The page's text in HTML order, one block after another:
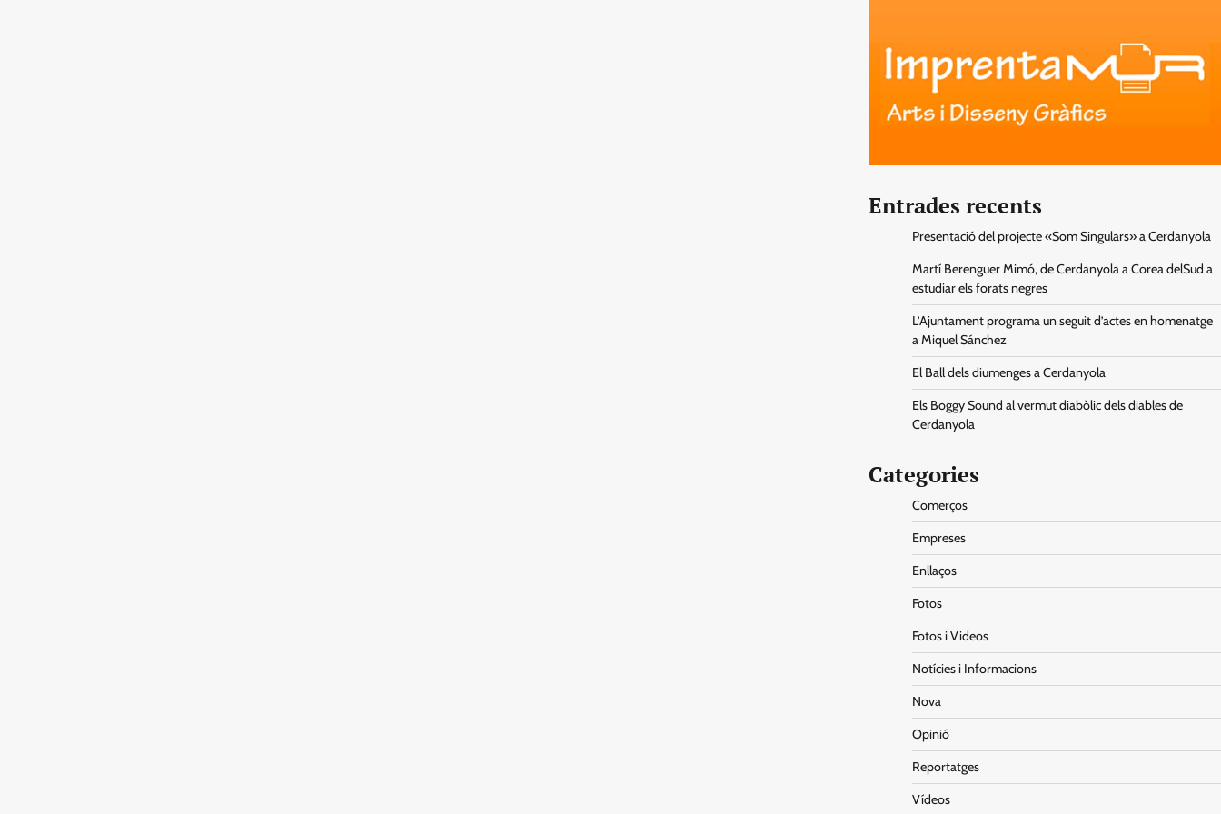
Entrades recents
Presentació del projecte «Som Singulars» a Cerdanyola
Martí Berenguer Mimó, de Cerdanyola a Corea delSud a
estudiar els forats negres
L’Ajuntament programa un seguit d’actes en homenatge
a Miquel Sánchez
El Ball dels diumenges a Cerdanyola
Els Boggy Sound al vermut diabòlic dels diables de
Cerdanyola
Categories
Comerços
Empreses
Enllaços
Fotos
Fotos i Videos
Notícies i Informacions
Nova
Opinió
Reportatges
Vídeos